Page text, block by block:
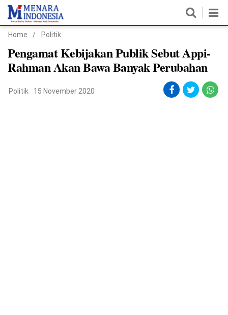
Nasional
Politik
Home / Politik
Pengamat Kebijakan Publik Sebut Appi-
Rahman Akan Bawa Banyak Perubahan
Politik 15 November 2020